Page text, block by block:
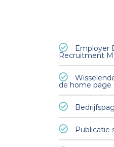
Employer
Recruitment
de home page
Publicatie